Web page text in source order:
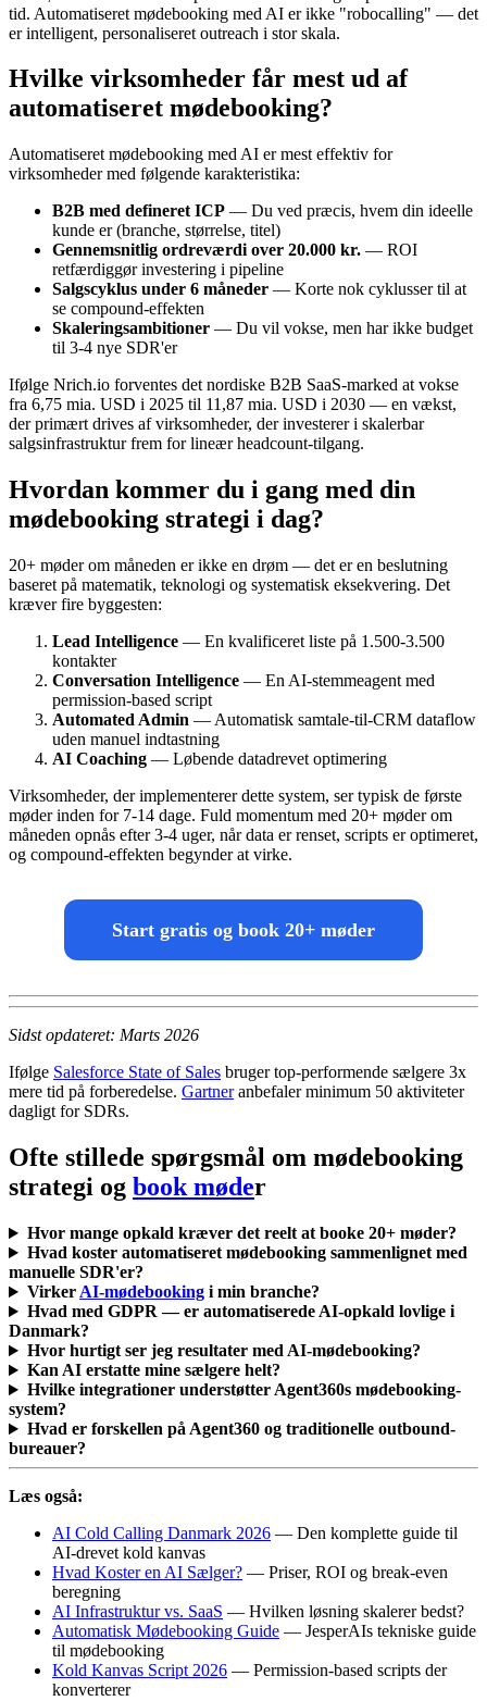
tid. Automatiseret mødebooking med AI er ikke "robocalling" — det
er intelligent, personaliseret outreach i stor skala.
Hvilke virksomheder får mest ud af
automatiseret mødebooking?
Automatiseret mødebooking med AI er mest effektiv for
virksomheder med følgende karakteristika:
B2B med defineret ICP — Du ved præcis, hvem din ideelle
kunde er (branche, størrelse, titel)
Gennemsnitlig ordreværdi over 20.000 kr. — ROI
retfærdiggør investering i pipeline
Salgscyklus under 6 måneder — Korte nok cyklusser til at
se compound-effekten
Skaleringsambitioner — Du vil vokse, men har ikke budget
til 3-4 nye SDR'er
Ifølge Nrich.io forventes det nordiske B2B SaaS-marked at vokse
fra 6,75 mia. USD i 2025 til 11,87 mia. USD i 2030 — en vækst,
der primært drives af virksomheder, der investerer i skalerbar
salgsinfrastruktur frem for lineær headcount-tilgang.
Hvordan kommer du i gang med din
mødebooking strategi i dag?
20+ møder om måneden er ikke en drøm — det er en beslutning
baseret på matematik, teknologi og systematisk eksekvering. Det
kræver fire byggesten:
Lead Intelligence — En kvalificeret liste på 1.500-3.500
kontakter
Conversation Intelligence — En AI-stemmeagent med
permission-based script
Automated Admin — Automatisk samtale-til-CRM dataflow
uden manuel indtastning
AI Coaching — Løbende datadrevet optimering
Virksomheder, der implementerer dette system, ser typisk de første
møder inden for 7-14 dage. Fuld momentum med 20+ møder om
måneden opnås efter 3-4 uger, når data er renset, scripts er optimeret,
og compound-effekten begynder at virke.
Start gratis og book 20+ møder
Sidst opdateret: Marts 2026
Ifølge Salesforce State of Sales bruger top-performende sælgere 3x
mere tid på forberedelse. Gartneranbefaler minimum 50 aktiviteter
dagligt for SDRs.
Ofte stillede spørgsmål om mødebooking
strategi og book møder
Hvor mange opkald kræver det reelt at booke 20+ møder?
Hvad koster automatiseret mødebooking sammenlignet med
manuelle SDR'er?
Virker AI-mødebookingi min branche?
Hvad med GDPR — er automatiserede AI-opkald lovlige i
Danmark?
Hvor hurtigt ser jeg resultater med AI-mødebooking?
Kan AI erstatte mine sælgere helt?
Hvilke integrationer understøtter Agent360s mødebooking-
system?
Hvad er forskellen på Agent360 og traditionelle outbound-
bureauer?
Læs også:
AI Cold Calling Danmark 2026 — Den komplette guide til
AI-drevet kold kanvas
Hvad Koster en AI Sælger? — Priser, ROI og break-even
beregning
AI Infrastruktur vs. SaaS — Hvilken løsning skalerer bedst?
Automatisk Mødebooking Guide — JesperAIs tekniske guide
til mødebooking
Kold Kanvas Script 2026 — Permission-based scripts der
konverterer